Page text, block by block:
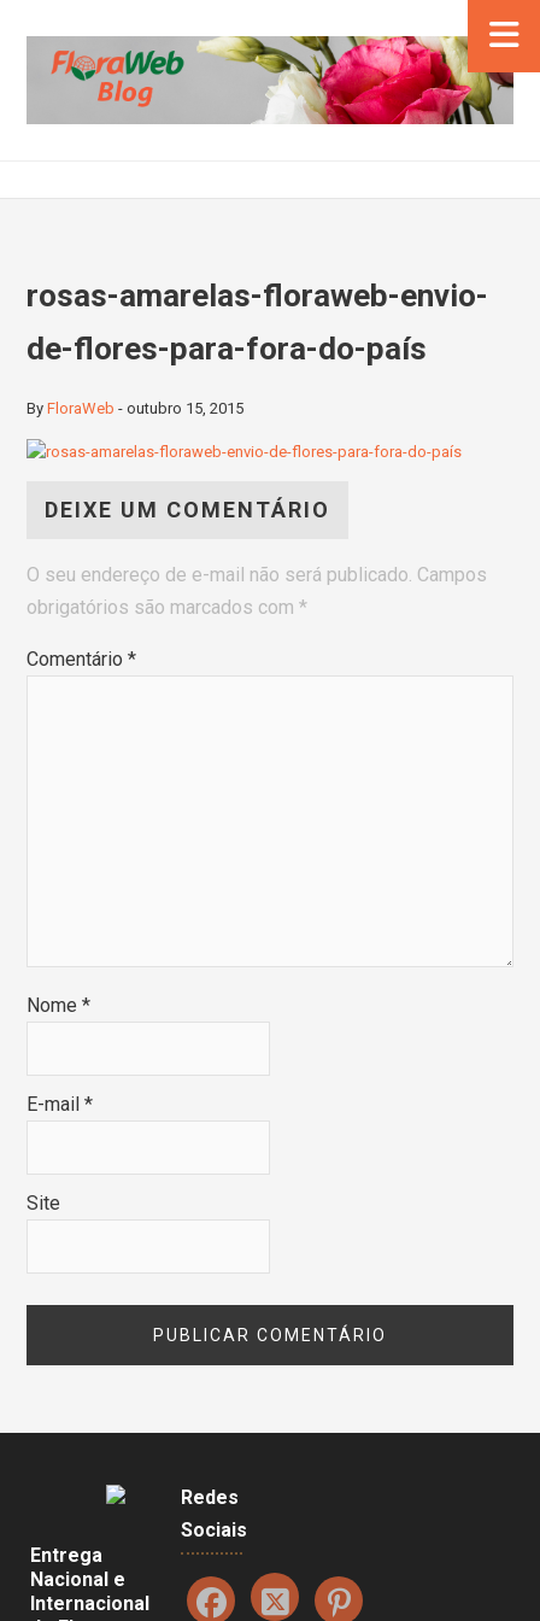
rosas-amarelas-floraweb-envio-
de-flores-para-fora-do-país
ByFloraWeb -outubro 15, 2015
DEIXE UM COMENTÁRIO
O seu endereço de e-mail não será publicado. Campos
obrigatórios são marcados com*
Comentário*
Nome*
E-mail*
Site
Entrega
Nacional e
Internacional
Redes
Sociais